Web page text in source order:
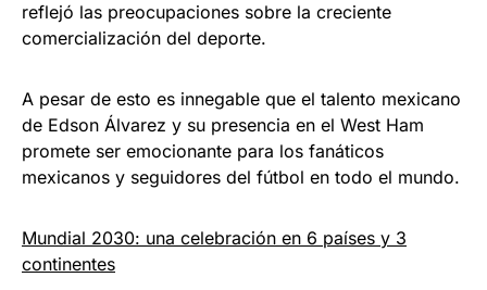
reflejó las preocupaciones sobre la creciente
comercialización del deporte.
A pesar de esto es innegable que el talento mexicano
de Edson Álvarez y su presencia en el West Ham
promete ser emocionante para los fanáticos
mexicanos y seguidores del fútbol en todo el mundo.
Mundial 2030: una celebración en 6 países y 3
continentes